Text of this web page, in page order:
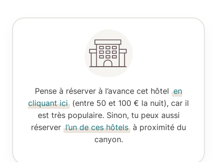
Pense à réserver à l’avance cet hôtel en
cliquant ici (entre 50 et 100 € la nuit), car il
est très populaire. Sinon, tu peux aussi
réserver l’un de ces hôtels à proximité du
canyon.